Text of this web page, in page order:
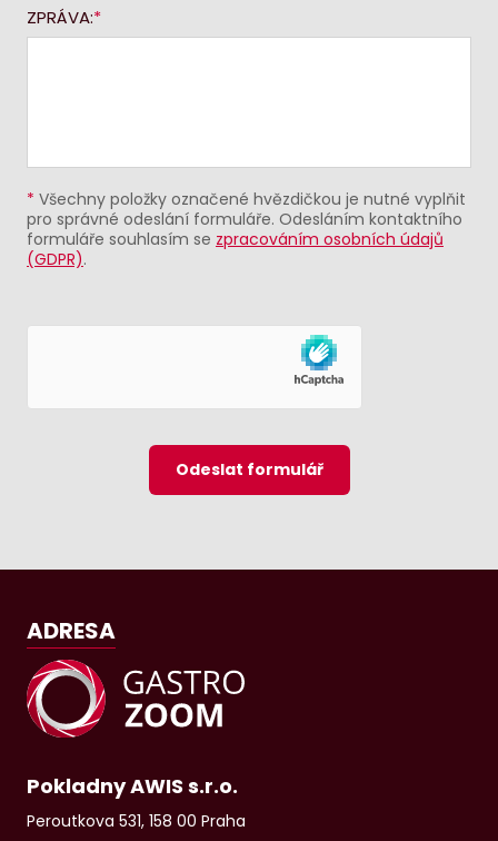
ZPRÁVA:
* Všechny položky označené hvězdičkou je nutné vyplňit
pro správné odeslání formuláře. Odesláním kontaktního
formuláře souhlasím se zpracováním osobních údajů
(GDPR).
Odeslat formulář
ADRESA
Pokladny AWIS s.r.o.
Peroutkova 531, 158 00 Praha